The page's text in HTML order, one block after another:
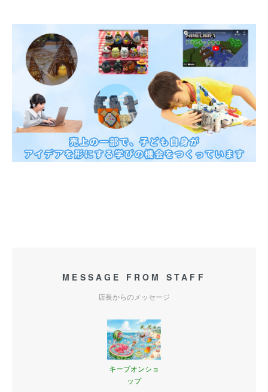
MESSAGE FROM STAFF
店長からのメッセージ
キープオンショ
ップ